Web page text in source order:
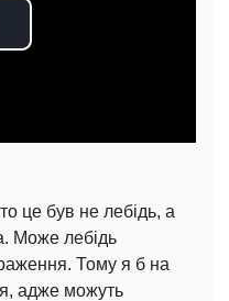
це був не лебідь, а
Може лебідь
Тому я б на
адже можуть